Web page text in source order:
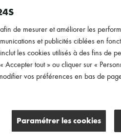
de mesurer et améliorer les
et publicités ciblées en
les cookies utilisés à des fins de
Accepter tout » ou cliquer sur «
vos préférences en bas de
Paramétrer les cookies